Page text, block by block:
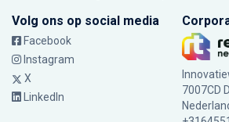
Volg ons op social media
Facebook
Instagram
X
LinkedIn
7007CD